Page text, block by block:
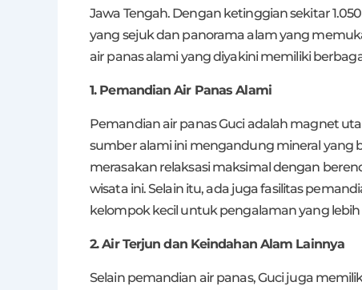
Jawa Tengah. Dengan ketinggian sekitar
yang sejuk dan panorama alam yang
air panas alami yang diyakini memiliki
1. Pemandian Air Panas Alami
Pemandian air panas Guci adalah magnet
sumber alami ini mengandung mineral yang
merasakan relaksasi maksimal dengan
wisata ini. Selain itu, ada juga fasilitas
kelompok kecil untuk pengalaman yang
2. Air Terjun dan Keindahan Alam Lainnya
Selain pemandian air panas, Guci juga